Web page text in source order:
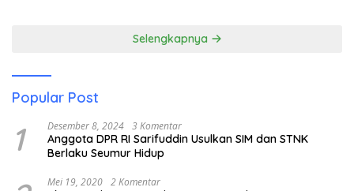
Selengkapnya
Popular Post
1 Desember 8, 2024 3 Komentar
Anggota DPR RI Sarifuddin Usulkan SIM dan STNK
Berlaku Seumur Hidup
Mei 19, 2020 2 Komentar